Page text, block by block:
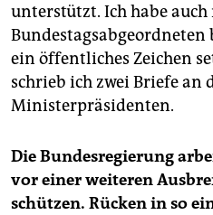
unterstützt. Ich habe
Bundestagsabgeordneten
ein öffentliches Zeichen
schrieb ich zwei Briefe an
Ministerpräsidenten.
Die Bundesregierung
vor einer weiteren
schützen. Rücken in so